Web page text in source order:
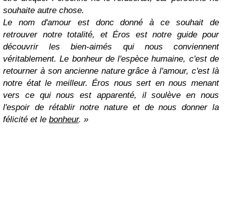
souhaite autre chose.
Le nom d'amour est donc donné à ce souhait de
retrouver notre totalité, et Éros est notre guide pour
découvrir les bien-aimés qui nous conviennent
véritablement. Le bonheur de l'espèce humaine, c'est de
retourner à son ancienne nature grâce à l'amour, c'est là
notre état le meilleur. Éros nous sert en nous menant
vers ce qui nous est apparenté, il soulève en nous
l'espoir de rétablir notre nature et de nous donner la
félicité et le bonheur. »